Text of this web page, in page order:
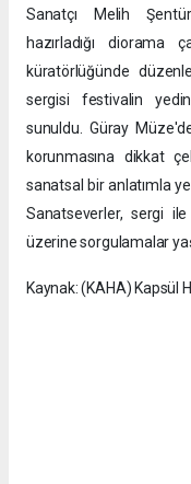
Sanatçı Melih
hazırladığı diorama
küratörlüğünde
sergisi festivalin
sunuldu. Güray
korunmasına dikkat
sanatsal bir anlatımla
Sanatseverler, sergi
üzerine sorgulamalar
Kaynak: (KAHA) Kapsül